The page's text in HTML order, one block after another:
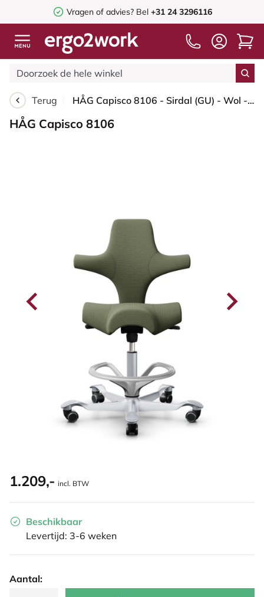
Vragen of advies? Bel +31 24 3296116
Terug HÅG Capisco 8106 - Sirdal (GU) - Wol - SRD960 - Green - Framekleur - Zilver - Gasveer - 200 mm (Zithoogte 46-64cm) - Vloercontact - Harde wielen t.b.v. zachte vloeren - Voetenring - Ja, in framekleur - Voetster - Nee, voetster in framekleur
HÅG Capisco 8106
1.209,- incl. BTW
Beschikbaar
Levertijd: 3-6 weken
Aantal: